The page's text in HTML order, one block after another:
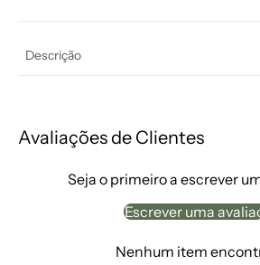
Descrição
Avaliações de Clientes
Seja o primeiro a escrever
Escrever uma
Nenhum item